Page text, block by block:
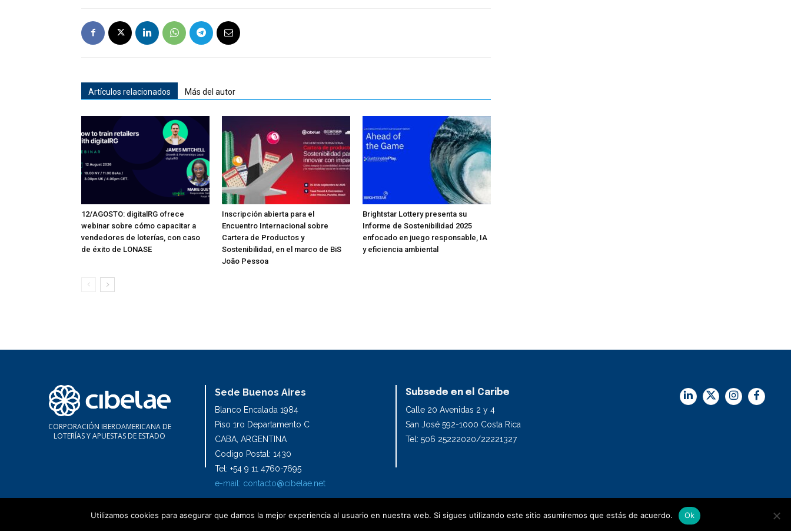
Artículos relacionados Más del autor
12/AGOSTO: digitalRG ofrece
webinar sobre cómo capacitar a
vendedores de loterías, con caso
de éxito de LONASE
Inscripción abierta para el
Encuentro Internacional sobre
Cartera de Productos y
Sostenibilidad, en el marco de BiS
João Pessoa
Brightstar Lottery presenta su
Informe de Sostenibilidad 2025
enfocado en juego responsable, IA
y eficiencia ambiental
CORPORACIÓN IBEROAMERICANA DE
LOTERÍAS Y APUESTAS DE ESTADO
Sede Buenos Aires
Blanco Encalada 1984
Piso 1ro Departamento C
CABA, ARGENTINA
Codigo Postal: 1430
Tel: +54 9 11 4760-7695
e-mail: contacto@cibelae.net
Subsede en el Caribe
Calle 20 Avenidas 2 y 4
San José 592-1000 Costa Rica
Tel: 506 25222020/22221327
Utilizamos cookies para asegurar que damos la mejor experiencia al usuario en nuestra web. Si sigues utilizando este sitio asumiremos que estás de acuerdo. Ok